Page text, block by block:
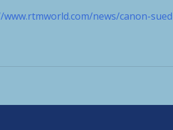
www.rtmworld.com/news/canon-